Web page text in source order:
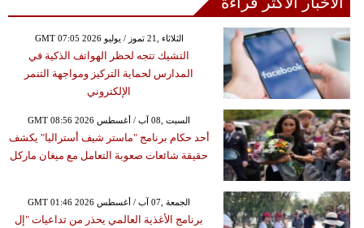
GMT 07:05 2026 الثلاثاء ,21 تموز / يوليو
التشيك تتجه لحظر الهواتف الذكية في
المدارس لحماية التركيز ومواجهة التنمر
الإلكتروني
GMT 08:56 2026 السبت ,08 آب / أغسطس
أحد حكام برنامج "ماستر شيف أستراليا" يكشف
حقيقة شائعات صعوبة التعامل مع ميغان ماركل
GMT 01:46 2026 الجمعة ,07 آب / أغسطس
برنامج الأغذية العالمي يحذر من تداعيات "إل